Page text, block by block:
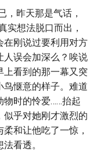
，昨天那是气话，
实想法脱口而出，
在刚说过要利用对方
人误会加深么？唉说
看到的那一幕又突
惬意的样子。难道
物时的怜爱……抬起
乎对她刚才激烈的
和让他吃了一惊，
看透。